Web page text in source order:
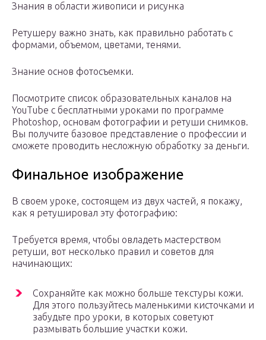
Знания в области живописи и рисунка
Ретушеру важно знать, как правильно работать с
формами, объемом, цветами, тенями.
Знание основ фотосъемки.
Посмотрите список образовательных каналов на
YouTube с бесплатными уроками по программе
Photoshop, основам фотографии и ретуши снимков.
Вы получите базовое представление о профессии и
сможете проводить несложную обработку за деньги.
Финальное изображение
В своем уроке, состоящем из двух частей, я покажу,
как я ретушировал эту фотографию:
Требуется время, чтобы овладеть мастерством
ретуши, вот несколько правил и советов для
начинающих:
Сохраняйте как можно больше текстуры кожи.
Для этого пользуйтесь маленькими кисточками и
забудьте про уроки, в которых советуют
размывать большие участки кожи.